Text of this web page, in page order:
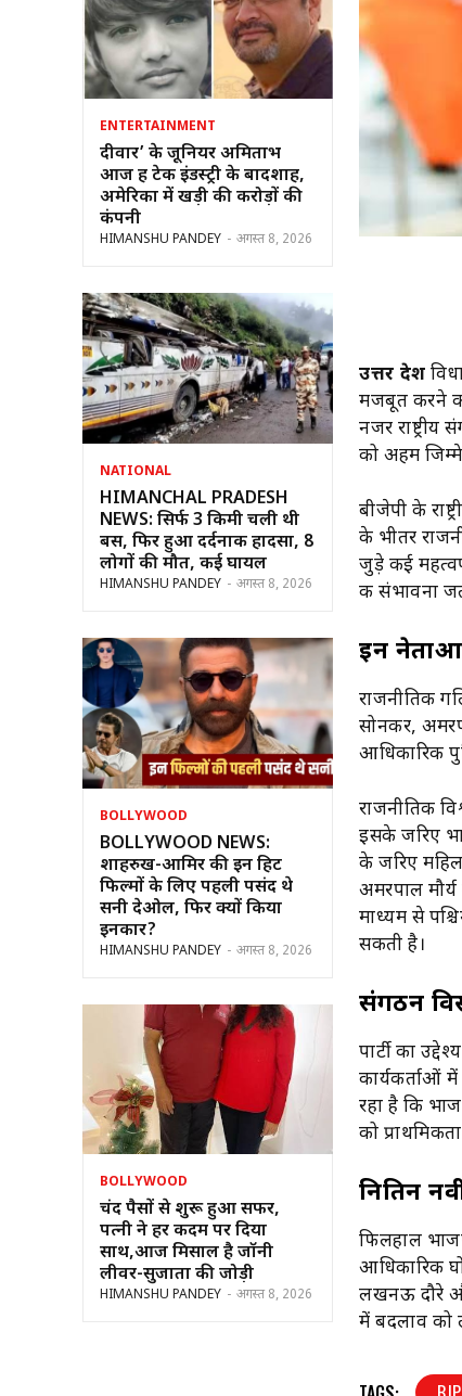
ENTERTAINMENT
दीवार’ के जूनियर अमिताभ
आज हैं टेक इंडस्ट्री के बादशाह,
अमेरिका में खड़ी की करोड़ों की
कंपनी
HIMANSHU PANDEY - अगस्त 8, 2026
NATIONAL
HIMANCHAL PRADESH
NEWS: सिर्फ 3 किमी चली थी
बस, फिर हुआ दर्दनाक हादसा, 8
लोगों की मौत, कई घायल
HIMANSHU PANDEY - अगस्त 8, 2026
BOLLYWOOD
BOLLYWOOD NEWS:
शाहरुख-आमिर की इन हिट
फिल्मों के लिए पहली पसंद थे
सनी देओल, फिर क्यों किया
इनकार?
HIMANSHU PANDEY - अगस्त 8, 2026
BOLLYWOOD
चंद पैसों से शुरू हुआ सफर,
पत्नी ने हर कदम पर दिया
साथ,आज मिसाल है जॉनी
लीवर-सुजाता की जोड़ी
HIMANSHU PANDEY - अगस्त 8, 2026
उत्तर प्रदेश
मजबूत करने
नजर
को अहम
बीजेपी के
के भीतर
जुड़े कई
की संभावना
इन नेताओं
राजनीतिक
सोनकर,
आधिकारिक
राजनीतिक
इसके जरिए
के जरिए
अमरपाल
माध्यम से
सकती है।
संगठन
पार्टी का
कार्यकर्ताओं
रहा है कि
को
नितिन
फिलहाल
आधिकारिक
लखनऊ दौरे
में बदलाव को